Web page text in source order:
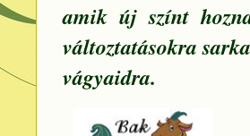
amik új színt
változtatásokra
vágyaidra.